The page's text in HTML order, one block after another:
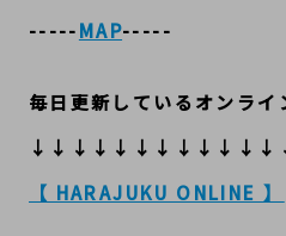
-----MAP-----
毎日更新しているオンライ
【 HARAJUKU ONLINE 】